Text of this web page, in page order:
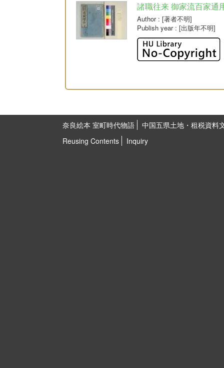
諸職往来 御家流百家通
Author: [著者不明]
Publish year: [出版年不明]
奈良絵本 室町時代物語
中国五県土地・租税資料
Reusing Contents
Inquiry